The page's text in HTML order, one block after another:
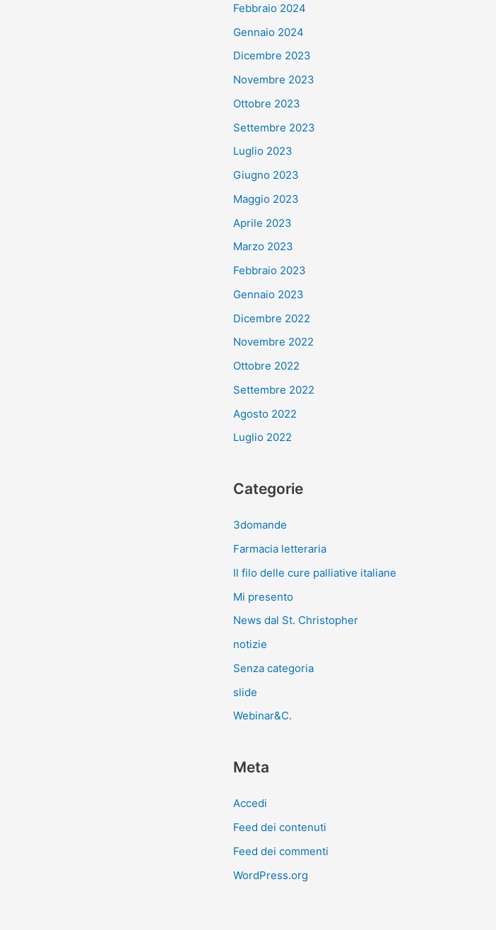
Febbraio 2024
Gennaio 2024
Dicembre 2023
Novembre 2023
Ottobre 2023
Settembre 2023
Luglio 2023
Giugno 2023
Maggio 2023
Aprile 2023
Marzo 2023
Febbraio 2023
Gennaio 2023
Dicembre 2022
Novembre 2022
Ottobre 2022
Settembre 2022
Agosto 2022
Luglio 2022
Categorie
3domande
Farmacia letteraria
Il filo delle cure palliative italiane
Mi presento
News dal St. Christopher
notizie
Senza categoria
slide
Webinar&C.
Meta
Accedi
Feed dei contenuti
Feed dei commenti
WordPress.org